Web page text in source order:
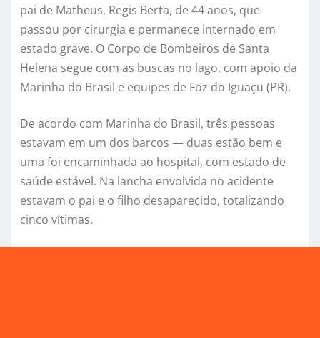
pai de Matheus, Regis Berta, de 44 anos, que
passou por cirurgia e permanece internado em
estado grave. O Corpo de Bombeiros de Santa
Helena segue com as buscas no lago, com apoio da
Marinha do Brasil e equipes de Foz do Iguaçu (PR).
De acordo com Marinha do Brasil, três pessoas
estavam em um dos barcos — duas estão bem e
uma foi encaminhada ao hospital, com estado de
saúde estável. Na lancha envolvida no acidente
estavam o pai e o filho desaparecido, totalizando
cinco vítimas.